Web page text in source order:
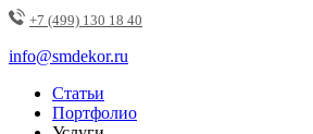
+7 (499) 130 18 40
info@smdekor.ru
Статьи
Портфолио